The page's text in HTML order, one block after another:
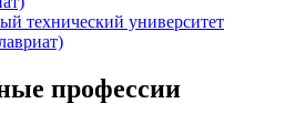
технический университет
профессии